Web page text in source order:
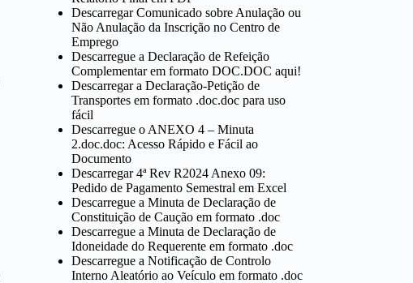
Descarregar Comunicado sobre Anulação ou
Não Anulação da Inscrição no Centro de
Emprego
Descarregue a Declaração de Refeição
Complementar em formato DOC.DOC aqui!
Descarregar a Declaração-Petição de
Transportes em formato .doc.doc para uso
fácil
Descarregue o ANEXO 4 – Minuta
2.doc.doc: Acesso Rápido e Fácil ao
Documento
Descarregar 4ª Rev R2024 Anexo 09:
Pedido de Pagamento Semestral em Excel
Descarregue a Minuta de Declaração de
Constituição de Caução em formato .doc
Descarregue a Minuta de Declaração de
Idoneidade do Requerente em formato .doc
Descarregue a Notificação de Controlo
Interno Aleatório ao Veículo em formato .doc